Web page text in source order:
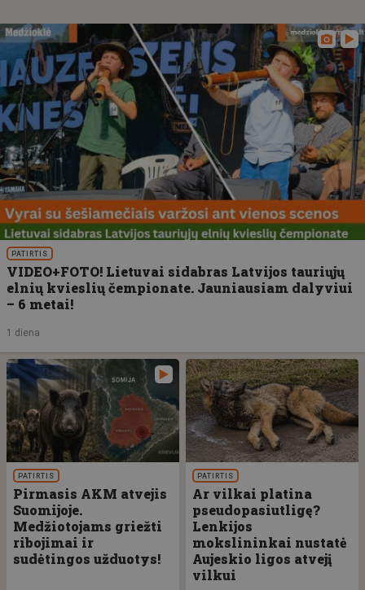
PATIRTIS
VIDEO+FOTO! Lietuvai sidabras Latvijos tauriųjų
elnių kvieslių čempionate. Jauniausiam dalyviui
– 6 metai!
1 diena
PATIRTIS
Pirmasis AKM atvejis
Suomijoje.
Medžiotojams griežti
ribojimai ir
sudėtingos užduotys!
PATIRTIS
Ar vilkai platina
pseudopasiutligę?
Lenkijos
mokslininkai nustatė
Aujeskio ligos atvejį
vilkui